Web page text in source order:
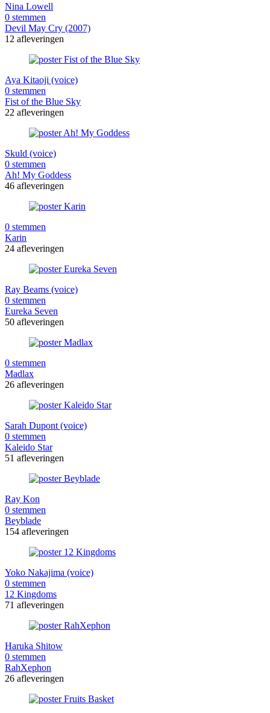
Nina Lowell
0 stemmen
Devil May Cry (2007)
12 afleveringen
Aya Kitaoji (voice)
0 stemmen
Fist of the Blue Sky
22 afleveringen
Skuld (voice)
0 stemmen
Ah! My Goddess
46 afleveringen
0 stemmen
Karin
24 afleveringen
Ray Beams (voice)
0 stemmen
Eureka Seven
50 afleveringen
0 stemmen
Madlax
26 afleveringen
Sarah Dupont (voice)
0 stemmen
Kaleido Star
51 afleveringen
Ray Kon
0 stemmen
Beyblade
154 afleveringen
Yoko Nakajima (voice)
0 stemmen
12 Kingdoms
71 afleveringen
Haruka Shitow
0 stemmen
RahXephon
26 afleveringen